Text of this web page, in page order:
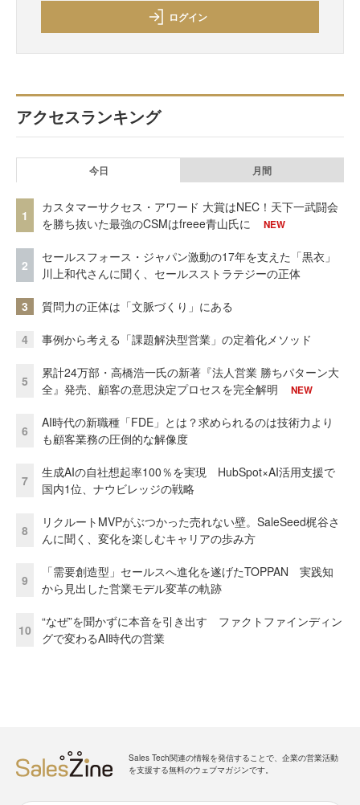
ログイン
アクセスランキング
今日 月間
1
カスタマーサクセス・アワード 大賞はNEC！天下一武闘会
を勝ち抜いた最強のCSMはfreee青山氏に
NEW
2
セールスフォース・ジャパン激動の17年を支えた「黒衣」
川上和代さんに聞く、セールスストラテジーの正体
3 質問力の正体は「文脈づくり」にある
4 事例から考える「課題解決型営業」の定着化メソッド
5
累計24万部・高橋浩一氏の新著『法人営業 勝ちパターン大
全』発売、顧客の意思決定プロセスを完全解明
NEW
6
AI時代の新職種「FDE」とは？求められるのは技術力より
も顧客業務の圧倒的な解像度
7
生成AIの自社想起率100％を実現 HubSpot×AI活用支援で
国内1位、ナウビレッジの戦略
8
リクルートMVPがぶつかった売れない壁。SaleSeed梶谷さ
んに聞く、変化を楽しむキャリアの歩み方
9
「需要創造型」セールスへ進化を遂げたTOPPAN 実践知
から見出した営業モデル変革の軌跡
10
“なぜ”を聞かずに本音を引き出す ファクトファインディン
グで変わるAI時代の営業
Sales Tech関連の情報を発信することで、企業の営業活動
を支援する無料のウェブマガジンです。